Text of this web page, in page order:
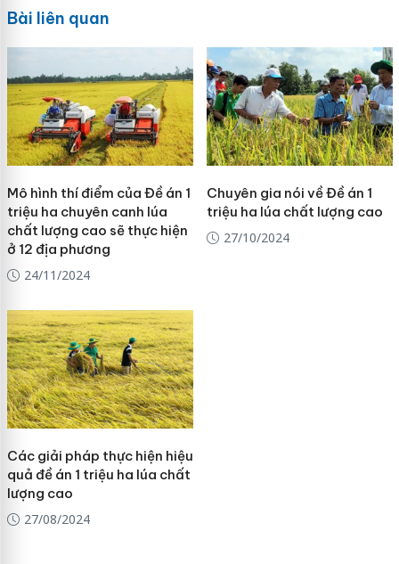
Bài liên quan
Mô hình thí điểm của Đề án 1
triệu ha chuyên canh lúa
chất lượng cao sẽ thực hiện
ở 12 địa phương
24/11/2024
Chuyên gia nói về Đề án 1
triệu ha lúa chất lượng cao
27/10/2024
Các giải pháp thực hiện hiệu
quả đề án 1 triệu ha lúa chất
lượng cao
27/08/2024